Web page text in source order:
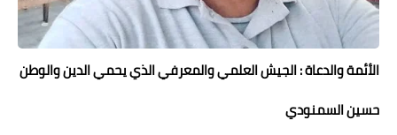
حوادث وقضايا
خدمات
الأئمة والدعاة : الجيش العلمي والمعرفي الذي يحمي الدين والوطن
حسين السمنودي